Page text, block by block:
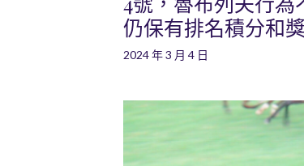
仍保有排名積分和
2024 年 3 月 4 日